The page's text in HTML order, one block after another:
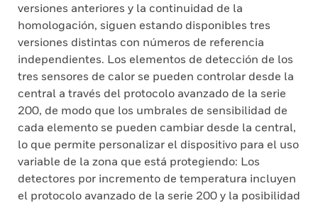
versiones anteriores y la continuidad de la
homologación, siguen estando disponibles tres
versiones distintas con números de referencia
independientes. Los elementos de detección de los
tres sensores de calor se pueden controlar desde la
central a través del protocolo avanzado de la serie
200, de modo que los umbrales de sensibilidad de
cada elemento se pueden cambiar desde la central,
lo que permite personalizar el dispositivo para el uso
variable de la zona que está protegiendo: Los
detectores por incremento de temperatura incluyen
el protocolo avanzado de la serie 200 y la posibilidad